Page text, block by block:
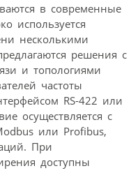
в современные
используется
несколькими
решения с
и топологиями
частоты
RS-422 или
осуществляется с
или Profibus,
При
доступны